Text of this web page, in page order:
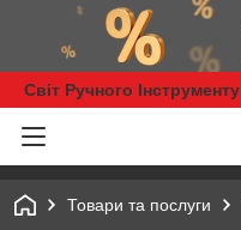
Світ Ручного Інструменту
Товари та послуги